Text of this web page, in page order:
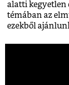
alatti kegyetlen
témában az
ezekből